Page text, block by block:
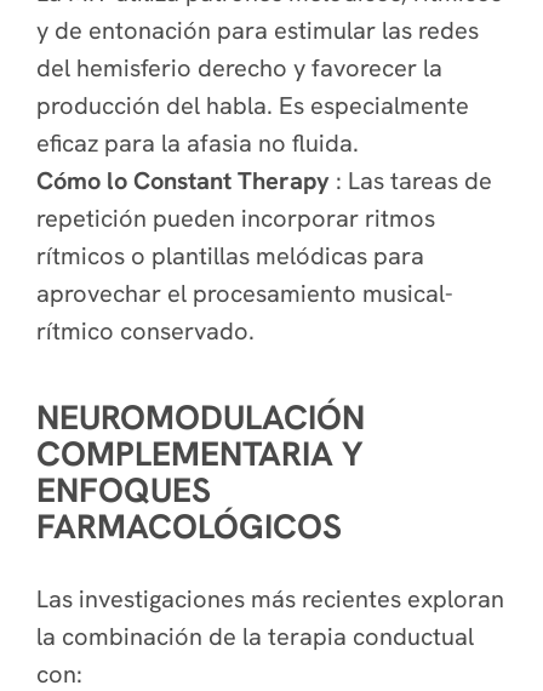
y de entonación para estimular las redes
del hemisferio derecho y favorecer la
producción del habla. Es especialmente
eficaz para la afasia no fluida.
Cómo lo Constant Therapy : Las tareas de
repetición pueden incorporar ritmos
rítmicos o plantillas melódicas para
aprovechar el procesamiento musical-
rítmico conservado.
NEUROMODULACIÓN
COMPLEMENTARIA Y
ENFOQUES
FARMACOLÓGICOS
Las investigaciones más recientes exploran
la combinación de la terapia conductual
con: